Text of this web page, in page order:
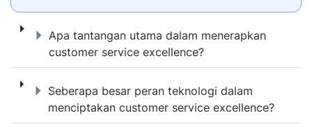
Apa tantangan utama dalam menerapkan
customer service excellence?
Apa tantangan utama dalam menerapkan
Seberapa besar peran teknologi dalam
menciptakan customer service excellence?
Seberapa besar peran teknologi dalam